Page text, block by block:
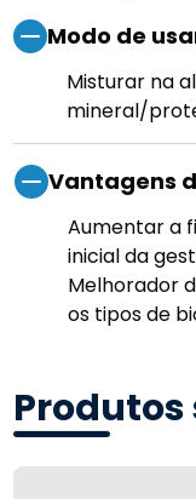
Modo de
Misturar na
mineral/
Vantagens
Aumentar a
inicial da
Melhorador
os tipos de